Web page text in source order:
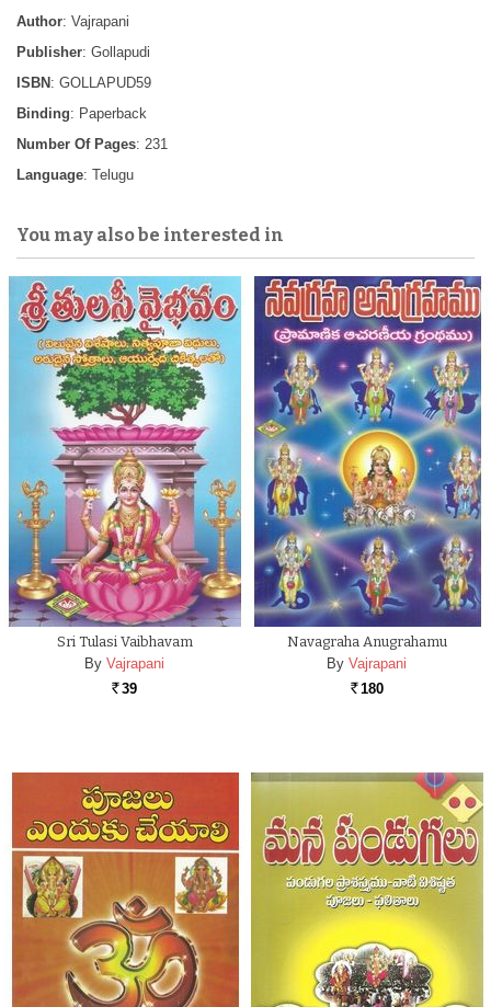
Author: Vajrapani
Publisher: Gollapudi
ISBN : GOLLAPUD59
Binding: Paperback
Number Of Pages: 231
Language: Telugu
You may also be interested in
Sri Tulasi Vaibhavam
By Vajrapani
Rs. 39
Navagraha Anugrahamu
By Vajrapani
Rs. 180